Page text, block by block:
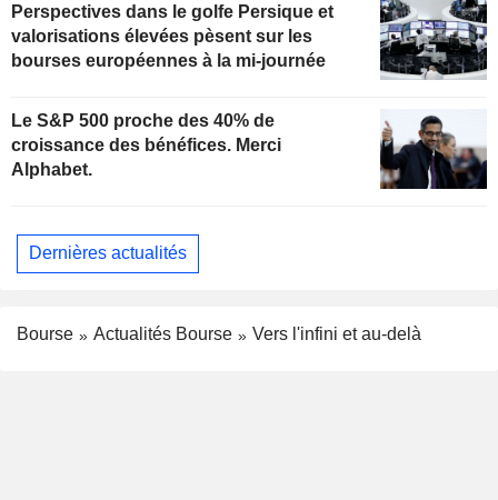
Perspectives dans le golfe Persique et
valorisations élevées pèsent sur les
bourses européennes à la mi-journée
Le S&P 500 proche des 40% de
croissance des bénéfices. Merci
Alphabet.
Dernières actualités
Bourse Actualités Bourse Vers l'infini et au-delà